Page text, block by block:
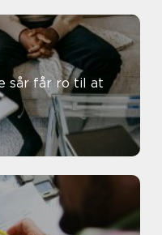
sår får ro til at